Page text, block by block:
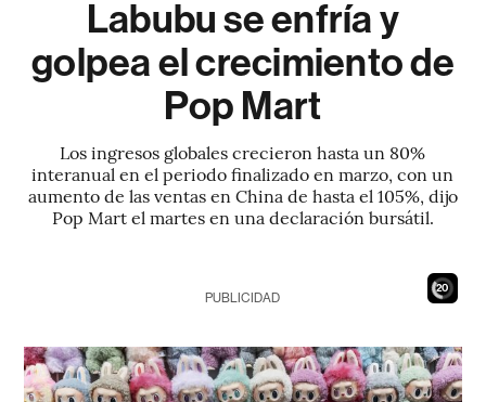
Labubu se enfría y
golpea el crecimiento de
Pop Mart
Los ingresos globales crecieron hasta un 80%
interanual en el periodo finalizado en marzo, con un
aumento de las ventas en China de hasta el 105%, dijo
Pop Mart el martes en una declaración bursátil.
19
PUBLICIDAD